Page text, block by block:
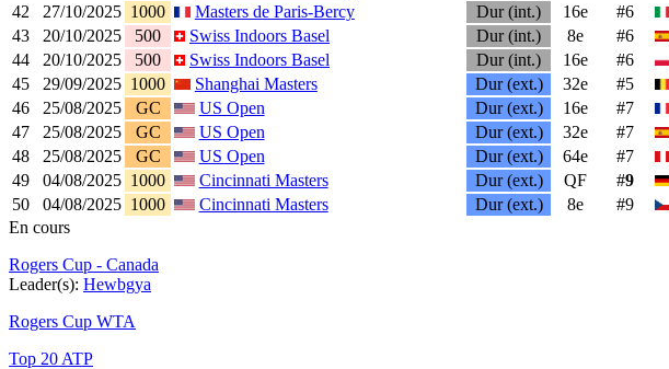
42
27/10/2025 1000 Masters de Paris-Bercy Dur (int.) 16e #6
43
20/10/2025 500 Swiss Indoors Basel Dur (int.) 8e #6
44
20/10/2025 500 Swiss Indoors Basel Dur (int.) 16e #6
45
29/09/2025 1000 Shanghai Masters Dur (ext.) 32e #5
46
25/08/2025 GC US Open Dur (ext.) 16e #7
47
25/08/2025 GC US Open Dur (ext.) 32e #7
48
25/08/2025 GC US Open Dur (ext.) 64e #7
49
04/08/2025 1000 Cincinnati Masters Dur (ext.) QF #9
50
04/08/2025 1000 Cincinnati Masters Dur (ext.) 8e #9
En cours
Rogers Cup - Canada
Leader(s): Hewbgya
Rogers Cup WTA
Top 20 ATP